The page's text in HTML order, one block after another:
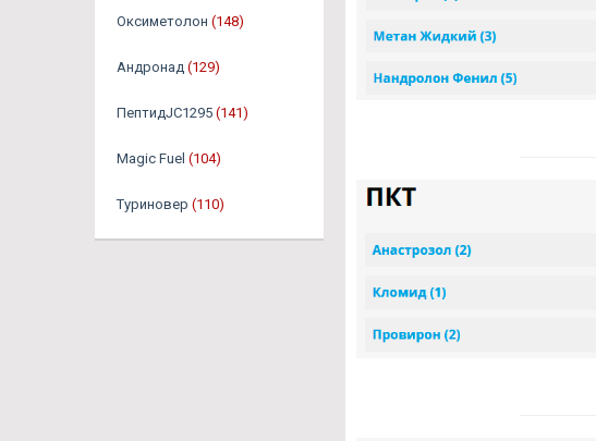
Оксиметолон (148)
Андронад (129)
ПептидJC1295 (141)
Magic Fuel (104)
Туриновер (110)